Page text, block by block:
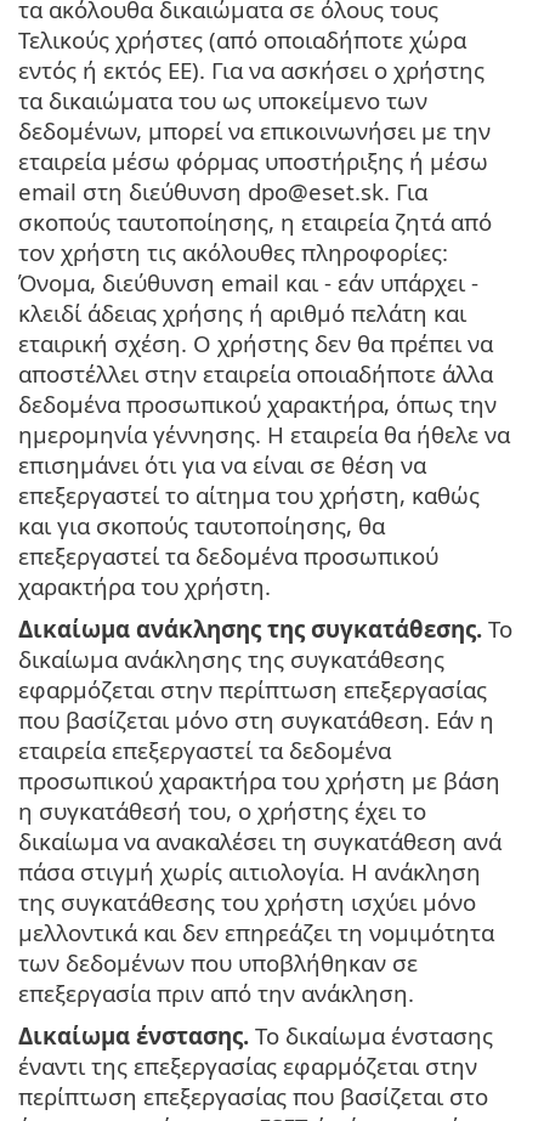
τα ακόλουθα δικαιώματα σε όλους τους
Τελικούς χρήστες (από οποιαδήποτε χώρα
εντός ή εκτός ΕΕ). Για να ασκήσει ο χρήστης
τα δικαιώματα του ως υποκείμενο των
δεδομένων, μπορεί να επικοινωνήσει με την
εταιρεία μέσω φόρμας υποστήριξης ή μέσω
email στη διεύθυνση dpo@eset.sk. Για
σκοπούς ταυτοποίησης, η εταιρεία ζητά από
τον χρήστη τις ακόλουθες πληροφορίες:
Όνομα, διεύθυνση email και - εάν υπάρχει -
κλειδί άδειας χρήσης ή αριθμό πελάτη και
εταιρική σχέση. Ο χρήστης δεν θα πρέπει να
αποστέλλει στην εταιρεία οποιαδήποτε άλλα
δεδομένα προσωπικού χαρακτήρα, όπως την
ημερομηνία γέννησης. Η εταιρεία θα ήθελε να
επισημάνει ότι για να είναι σε θέση να
επεξεργαστεί το αίτημα του χρήστη, καθώς
και για σκοπούς ταυτοποίησης, θα
επεξεργαστεί τα δεδομένα προσωπικού
χαρακτήρα του χρήστη.
Δικαίωμα ανάκλησης της συγκατάθεσης. Το
δικαίωμα ανάκλησης της συγκατάθεσης
εφαρμόζεται στην περίπτωση επεξεργασίας
που βασίζεται μόνο στη συγκατάθεση. Εάν η
εταιρεία επεξεργαστεί τα δεδομένα
προσωπικού χαρακτήρα του χρήστη με βάση
η συγκατάθεσή του, ο χρήστης έχει το
δικαίωμα να ανακαλέσει τη συγκατάθεση ανά
πάσα στιγμή χωρίς αιτιολογία. Η ανάκληση
της συγκατάθεσης του χρήστη ισχύει μόνο
μελλοντικά και δεν επηρεάζει τη νομιμότητα
των δεδομένων που υποβλήθηκαν σε
επεξεργασία πριν από την ανάκληση.
Δικαίωμα ένστασης. Το δικαίωμα ένστασης
έναντι της επεξεργασίας εφαρμόζεται στην
περίπτωση επεξεργασίας που βασίζεται στο